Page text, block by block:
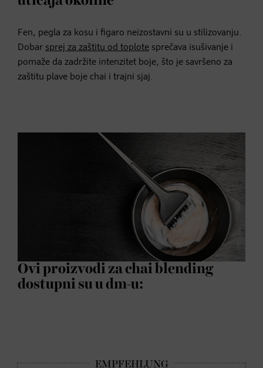
Fen, pegla za kosu i figaro neizostavni su u stilizovanju.
Dobar sprej za zaštitu od toplote sprečava isušivanje i
pomaže da zadržite intenzitet boje, što je savršeno za
zaštitu plave boje chai i trajni sjaj.
Ovi proizvodi za chai blending
dostupni su u dm-u: